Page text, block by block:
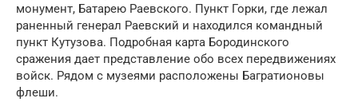
монумент, Батарею Раевского. Пункт Горки, где лежал
раненный генерал Раевский и находился командный
пункт Кутузова. Подробная карта Бородинского
сражения дает представление обо всех передвижениях
войск. Рядом с музеями расположены Багратионовы
флеши.